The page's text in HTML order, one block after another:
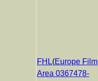
FHL(Europe Film
Area 0367478-